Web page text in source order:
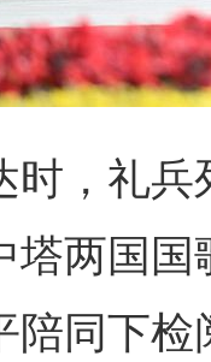
，礼兵
塔两国
陪同下
魏明亮